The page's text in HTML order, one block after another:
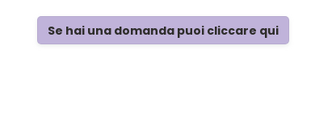
Se hai una domanda puoi cliccare qui